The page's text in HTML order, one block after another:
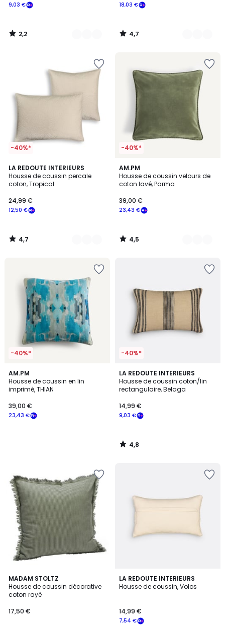
9,03 €
2,2
/
18,03 €
4,7
/
-40%*
LA REDOUTE INTERIEURS
Housse de coussin percale
coton, Tropical
12,50 €
24,99 €
4,7
/ 5
7
Couleurs
4,7
/
-40%*
AM.PM
Housse de coussin velours de
coton lavé, Parma
23,43 €
39,00 €
4,5
/ 5
4
Couleurs
4,5
/
-40%*
AM.PM
Housse de coussin en lin
imprimé, THIAN
23,43 €
39,00 €
-40%*
LA REDOUTE INTERIEURS
Housse de coussin coton/lin
rectangulaire, Belaga
9,03 €
14,99 €
4,8
/ 5
4,8
/
MADAM STOLTZ
Housse de coussin décorative
coton rayé
17,50 €
LA REDOUTE INTERIEURS
Housse de coussin, Volos
7,54 €
14,99 €
4,6
/ 5